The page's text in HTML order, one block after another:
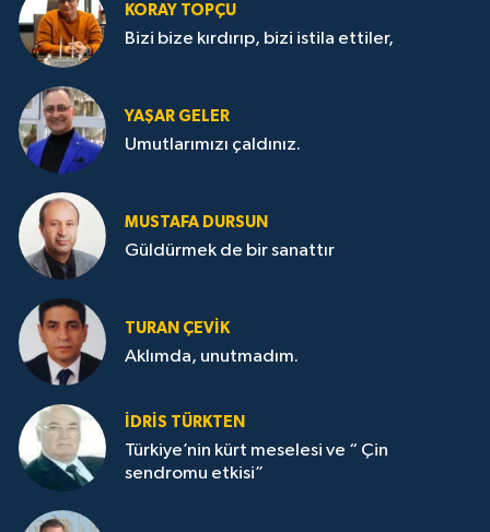
KORAY TOPÇU
Bizi bize kırdırıp, bizi istila ettiler,
YAŞAR GELER
Umutlarımızı çaldınız.
MUSTAFA DURSUN
Güldürmek de bir sanattır
TURAN ÇEVİK
Aklımda, unutmadım.
İDRİS TÜRKTEN
Türkiye’nin kürt meselesi ve “ Çin
sendromu etkisi”